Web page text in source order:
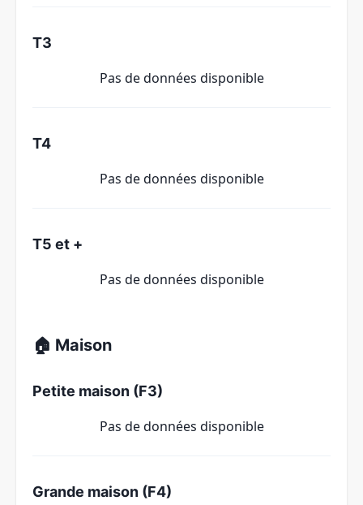
T3
Pas de données disponible
T4
Pas de données disponible
T5 et +
Pas de données disponible
🏠 Maison
Petite maison (F3)
Pas de données disponible
Grande maison (F4)